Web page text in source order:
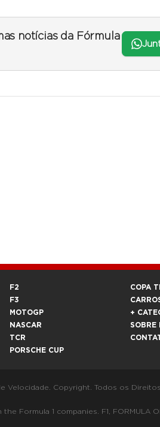
notícias da Fórmula
F2
F3
MOTOGP
NASCAR
TCR
PORSCHE CUP
COPA
+
SOBRE
Velocidade. Copyright. Todos os
1 companies. F1, FORMULA